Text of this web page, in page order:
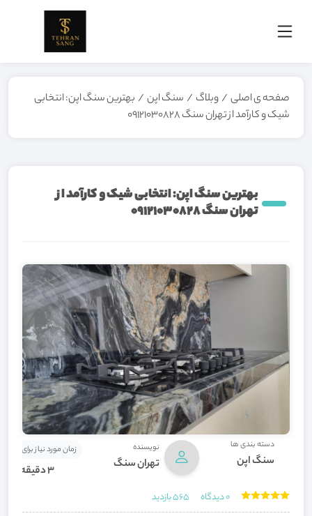
صفحه ی اصلی / وبلاگ / سنگ اپن / بهترین سنگ اپن: انتخابی
شیک و کارآمد از تهران سنگ 09121030828
بهترین سنگ اپن: انتخابی شیک و کارآمد از
تهران سنگ 09121030828
دسته بندی ها
سنگ اپن
نویسنده
تهران سنگ
زمان مورد نیاز برای
3 دقیقه
0دیدگاه 565بازدید